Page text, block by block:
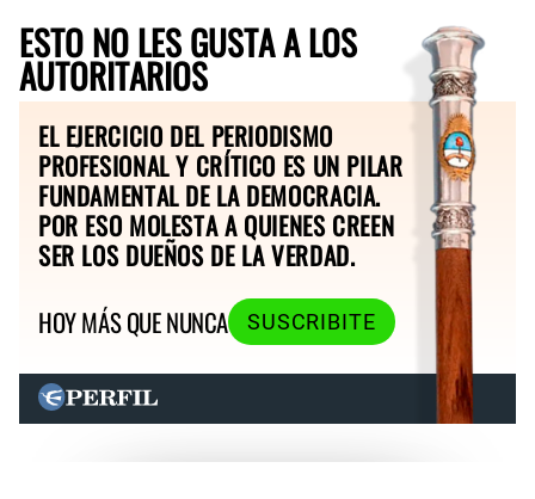
ESTO NO LES GUSTA A LOS
AUTORITARIOS
EL EJERCICIO DEL PERIODISMO
PROFESIONAL Y CRÍTICO ES UN PILAR
FUNDAMENTAL DE LA DEMOCRACIA.
POR ESO MOLESTA A QUIENES CREEN
SER LOS DUEÑOS DE LA VERDAD.
HOY MÁS QUE NUNCA
SUSCRIBITE